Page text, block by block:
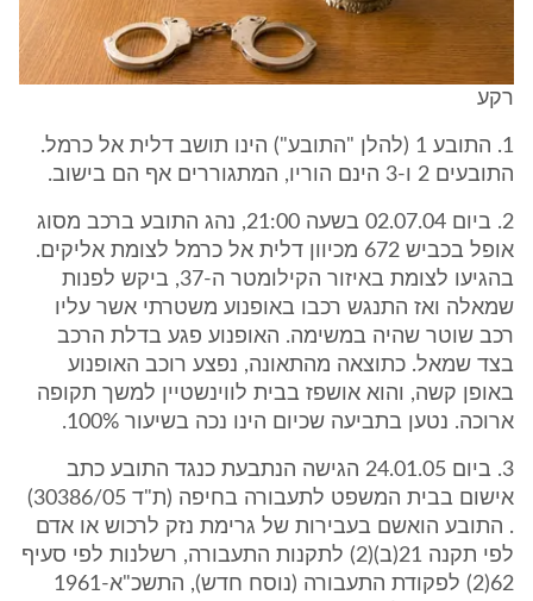
רקע
1. התובע 1 (להלן "התובע") הינו תושב דלית אל כרמל.
התובעים 2 ו-3 הינם הוריו, המתגוררים אף הם בישוב.
2. ביום 02.07.04 בשעה 21:00, נהג התובע ברכב מסוג
אופל בכביש 672 מכיוון דלית אל כרמל לצומת אליקים.
בהגיעו לצומת באיזור הקילומטר ה-37, ביקש לפנות
שמאלה ואז התנגש רכבו באופנוע משטרתי אשר עליו
רכב שוטר שהיה במשימה. האופנוע פגע בדלת הרכב
בצד שמאל. כתוצאה מהתאונה, נפצע רוכב האופנוע
באופן קשה, והוא אושפז בבית לווינשטיין למשך תקופה
ארוכה. נטען בתביעה שכיום הינו נכה בשיעור 100%.
3. ביום 24.01.05 הגישה הנתבעת כנגד התובע כתב
אישום בבית המשפט לתעבורה בחיפה (ת"ד 30386/05)
. התובע הואשם בעבירות של גרימת נזק לרכוש או אדם
לפי תקנה 21(ב)(2) לתקנות התעבורה, רשלנות לפי סעיף
62(2) לפקודת התעבורה (נוסח חדש), התשכ"א-1961